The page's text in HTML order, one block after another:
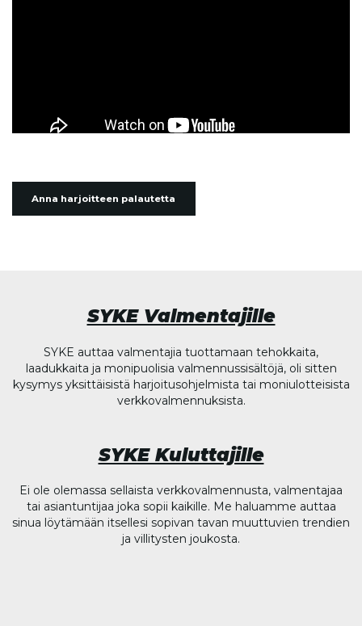
Anna harjoitteen palautetta
SYKE Valmentajille
SYKE auttaa valmentajia tuottamaan tehokkaita,
laadukkaita ja monipuolisia valmennussisältöjä, oli sitten
kysymys yksittäisistä harjoitusohjelmista tai moniulotteisista
verkkovalmennuksista.
SYKE Kuluttajille
Ei ole olemassa sellaista verkkovalmennusta, valmentajaa
tai asiantuntijaa joka sopii kaikille. Me haluamme auttaa
sinua löytämään itsellesi sopivan tavan muuttuvien trendien
ja villitysten joukosta.